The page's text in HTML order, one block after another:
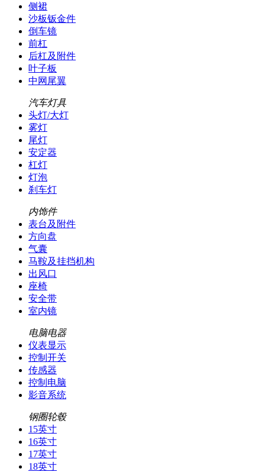
侧裙
沙板钣金件
倒车镜
前杠
后杠及附件
叶子板
中网尾翼
汽车灯具
头灯/大灯
雾灯
尾灯
安定器
杠灯
灯泡
刹车灯
内饰件
表台及附件
方向盘
气囊
马鞍及挂挡机构
出风口
座椅
安全带
室内镜
电脑电器
仪表显示
控制开关
传感器
控制电脑
影音系统
钢圈轮毂
15英寸
16英寸
17英寸
18英寸